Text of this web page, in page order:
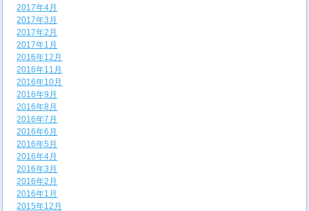
2017年4月
2017年3月
2017年2月
2017年1月
2016年12月
2016年11月
2016年10月
2016年9月
2016年8月
2016年7月
2016年6月
2016年5月
2016年4月
2016年3月
2016年2月
2016年1月
2015年12月